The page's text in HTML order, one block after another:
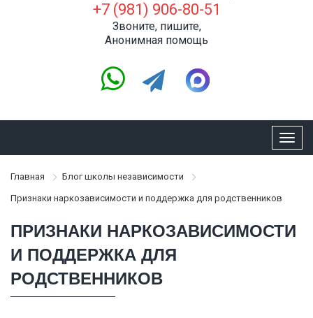
+7 (981) 906-80-51
Звоните, пишите,
Анонимная помощь
Главная Блог школы независимости
Признаки наркозависимости и поддержка для родственников
ПРИЗНАКИ НАРКОЗАВИСИМОСТИ
И ПОДДЕРЖКА ДЛЯ
РОДСТВЕННИКОВ